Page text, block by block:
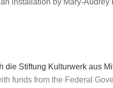
die Stiftung Kulturwerk aus
funds from the Federal